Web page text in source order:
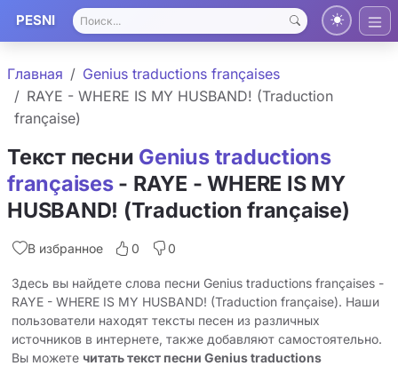
PESNI
Главная
Genius traductions françaises
RAYE - WHERE IS MY HUSBAND! (Traduction
française)
Текст песни Genius traductions
françaises- RAYE - WHERE IS MY
HUSBAND! (Traduction française)
В избранное 0 0
Здесь вы найдете слова песни Genius traductions françaises -
RAYE - WHERE IS MY HUSBAND! (Traduction française). Наши
пользователи находят тексты песен из различных
источников в интернете, также добавляют самостоятельно.
Вы можете читать текст песни Genius traductions